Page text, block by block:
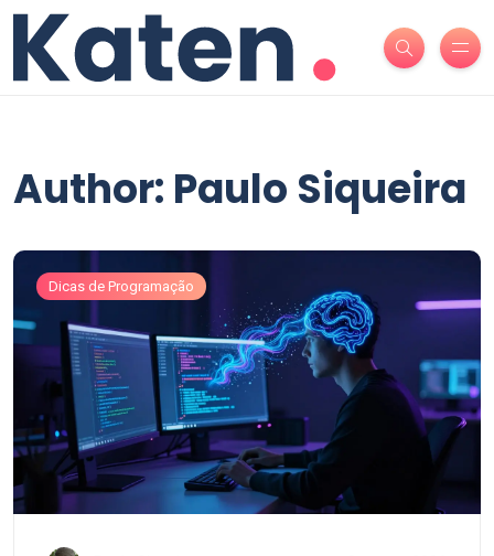
Author: Paulo Siqueira
Dicas de Programação